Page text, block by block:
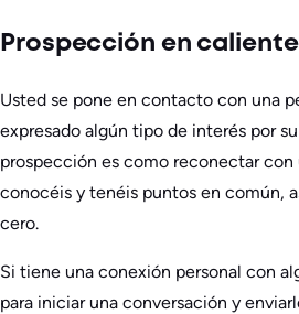
Prospección en caliente
Usted se pone en contacto con una
expresado algún tipo de interés por
prospección es como reconectar con
conocéis y tenéis puntos en común,
cero.
Si tiene una conexión personal con
para iniciar una conversación y